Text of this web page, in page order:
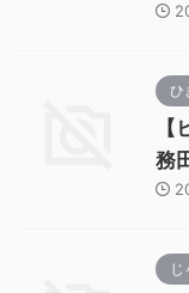
ひ
務
じ